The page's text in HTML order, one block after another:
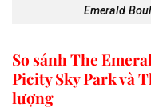
Emerald
So sánh The
Picity Sky Park và
lượng